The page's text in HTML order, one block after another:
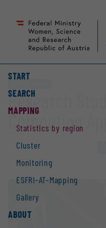
Seiteninhalt
Accesskey
Hauptnavigation
Accesskey
START
SEARCH
MAPPING
Statistics by region
Cluster
Monitoring
ESFRI-AT-Mapping
Gallery
ABOUT
Research
Computing